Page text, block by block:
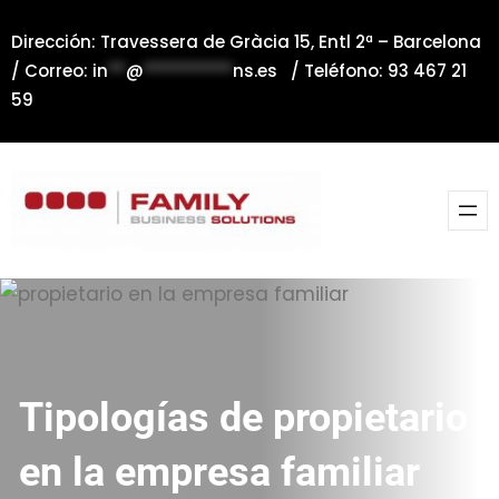
al
contenido
Dirección: Travessera de Gràcia 15, Entl 2ª – Barcelona
/ Correo: in**@**********ns.es / Teléfono: 93 467 21
59
Tipologías de propietario
en la empresa familiar